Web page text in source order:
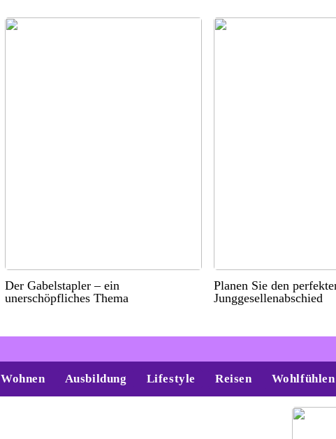
Der Gabelstapler – ein
unerschöpfliches Thema
Planen Sie den
Junggesellenabschied
Wohnen Ausbildung Lifestyle Reisen Wohlfühlen